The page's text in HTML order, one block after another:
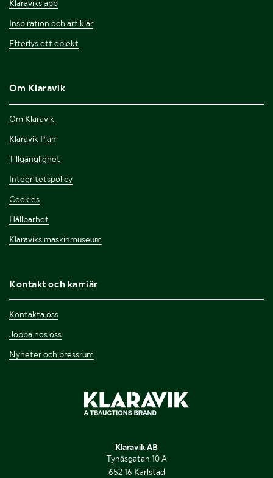
Klaraviks app
Inspiration och artiklar
Efterlys ett objekt
Om Klaravik
Om Klaravik
Klaravik Plan
Tillgänglighet
Integritetspolicy
Cookies
Hållbarhet
Klaraviks maskinmuseum
Kontakt och karriär
Kontakta oss
Jobba hos oss
Nyheter och pressrum
Klaravik AB
Tynäsgatan 10 A
652 16 Karlstad